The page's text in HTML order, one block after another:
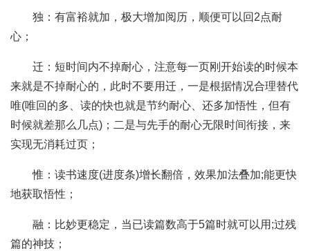
独：有富裕就加，极大增加阅历，顺便可以回2点耐
心；
迁：短时间内不掉耐心，注意每一页刚开始读的时候本
来就是不掉耐心的，此时不要用迁，一是根据情况合理替代
唯(唯回的多、读的快也就是节约耐心、还多加悟性，但有
时候就差那么几点)；二是与先手的耐心无限时间衔接，来
实现无消耗过页；
惟：读书速度(进度条)增长翻倍，效果加法叠加;能更快
地获取悟性；
融：比妙更稳定，当已读篇数高于5篇时就可以用;过残
篇的神技；